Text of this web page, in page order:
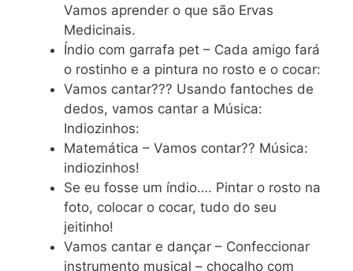
Vamos aprender o que são Ervas
Medicinais.
Índio com garrafa pet – Cada amigo fará
o rostinho e a pintura no rosto e o cocar:
Vamos cantar??? Usando fantoches de
dedos, vamos cantar a Música:
Indiozinhos:
Matemática – Vamos contar?? Música:
indiozinhos!
Se eu fosse um índio…. Pintar o rosto na
foto, colocar o cocar, tudo do seu
jeitinho!
Vamos cantar e dançar – Confeccionar
instrumento musical – chocalho com